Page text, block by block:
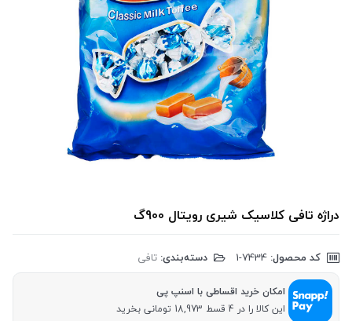
دراژه تافی کلاسیک شیری رویتال 900گ
کد محصول: دسته‌بندی: تافی
امکان خرید اقساطی با اسنپ پی
این کالا را در 4 قسط 18,973 تومانی بخرید